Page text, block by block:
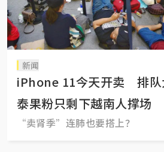
新闻
iPhone 11今天开卖 排队
泰果粉只剩下越南人撑场
“卖肾季”连肺也要搭上？